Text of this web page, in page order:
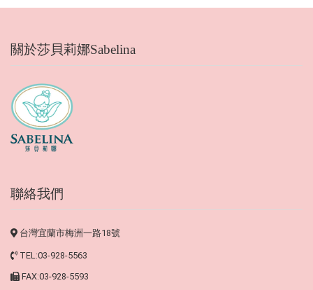
關於莎貝莉娜Sabelina
聯絡我們
台灣宜蘭市梅洲一路18號
TEL:03-928-5563
FAX:03-928-5593